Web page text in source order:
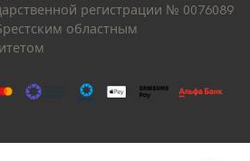
регистрации № 0076089
областным